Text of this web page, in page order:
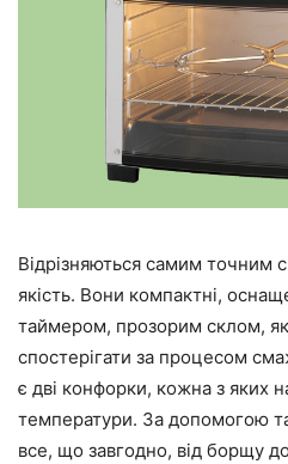
Відрізняються самим точним
якість. Вони компактні,
таймером, прозорим склом,
спостерігати за процесом
є дві конфорки, кожна з яких
температури. За допомогою
все, що завгодно, від борщу